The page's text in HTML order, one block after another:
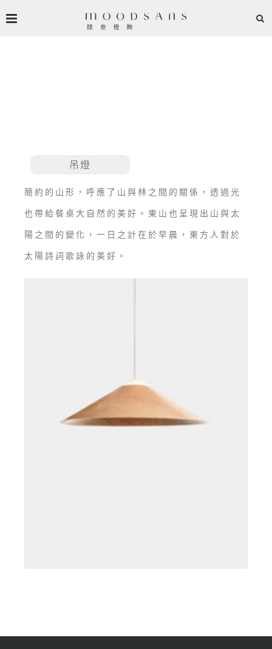
吊燈
簡約的山形，呼應了山與林之間的關係，透過光
也帶給餐桌大自然的美好。東山也呈現出山與太
陽之間的變化，一日之計在於早晨，東方人對於
太陽詩詞歌詠的美好。